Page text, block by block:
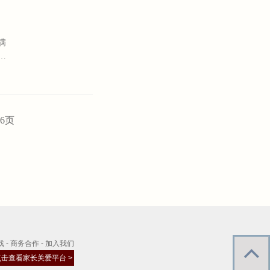
页
- 商务合作 - 加入我们
查看家长关爱平台 >